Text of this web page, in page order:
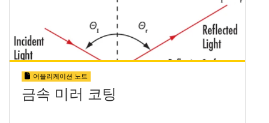
어플리케이션 노트
금속 미러 코팅